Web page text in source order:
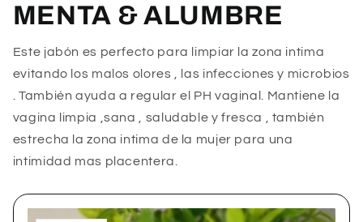
MENTA & ALUMBRE
Este jabón es perfecto para limpiar la zona intima
evitando los malos olores , las infecciones y microbios
. También ayuda a regular el PH vaginal. Mantiene la
vagina limpia ,sana , saludable y fresca , también
estrecha la zona intima de la mujer para una
intimidad mas placentera.